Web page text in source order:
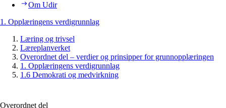
Om Udir
1. Opplæringens verdigrunnlag
Læring og trivsel
Læreplanverket
Overordnet del – verdier og prinsipper for grunnopplæringen
1. Opplæringens verdigrunnlag
1.6 Demokrati og medvirkning
Overordnet del